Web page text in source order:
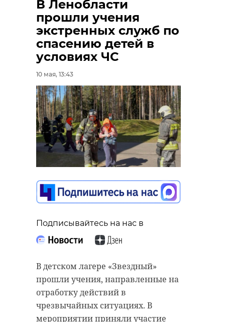
В Ленобласти
прошли учения
экстренных служб по
спасению детей в
условиях ЧС
10 мая, 13:43
Подписывайтесь на нас в
В детском лагере «Звездный»
прошли учения, направленные на
отработку действий в
чрезвычайных ситуациях. В
мероприятии приняли участие